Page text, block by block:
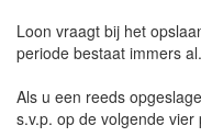
Loon vraagt bij het
periode bestaat immers
Als u een reeds
s.v.p. op de volgende vier